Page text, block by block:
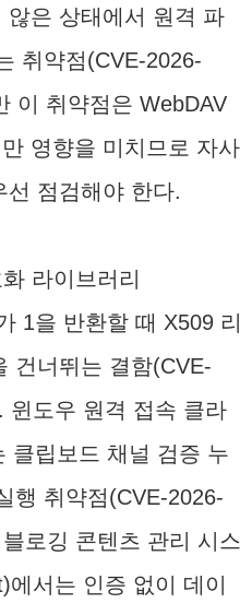
않은 상태에서 원격 파
취약점(CVE-2026-
이 취약점은 WebDAV
영향을 미치므로 자사
선 점검해야 한다.
라이브러리
1을 반환할 때 X509 리
건너뛰는 결함(CVE-
윈도우 원격 접속 클라
클립보드 채널 검증 누
행 취약점(CVE-2026-
로깅 콘텐츠 관리 시스
에서는 인증 없이 데이